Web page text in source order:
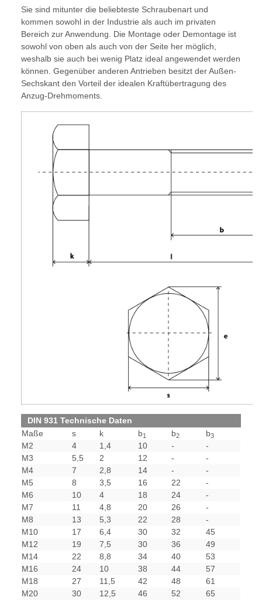
Sie sind mitunter die beliebteste Schraubenart und
kommen sowohl in der Industrie als auch im privaten
Bereich zur Anwendung. Die Montage oder Demontage ist
sowohl von oben als auch von der Seite her möglich,
weshalb sie auch bei wenig Platz ideal angewendet werden
können. Gegenüber anderen Antrieben besitzt der Außen-
Sechskant den Vorteil der idealen Kraftübertragung des
Anzug-Drehmoments.
DIN 931 Technische Daten
Maße
s k b1 b2 b3
M2 4 1,4 10 -
-
M3
5,5 2 12 -
-
M4
7 2,8 14 -
-
M5
8 3,5 16 22
-
M6
10 4 18 24
-
M7
11 4,8 20 26
-
M8
13 5,3 22 28
-
M10
17 6,4 30 32
45
M12
19 7,5 30 36
49
M14
22 8,8 34 40
53
M16
24 10 38 44
57
M18
27 11,5 42 48
61
M20
30 12,5 46 52
65